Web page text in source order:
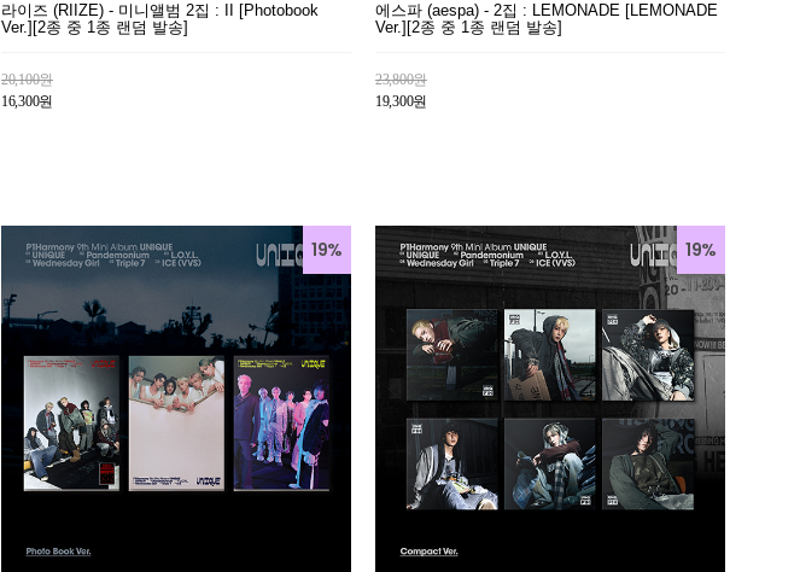
라이즈 (RIIZE) - 미니앨범 2집 : II [Photobook
Ver.][2종 중 1종 랜덤 발송]
20,100원
16,300원
에스파 (aespa) - 2집 : LEMONADE [LEMONADE
Ver.][2종 중 1종 랜덤 발송]
23,800원
19,300원
19% 19%